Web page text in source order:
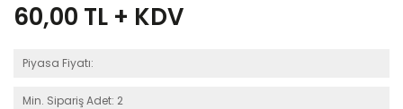
60,00 TL + KDV
Piyasa Fiyatı:
Min. Sipariş Adet: 2